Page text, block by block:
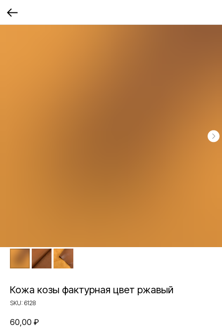
Кожа козы фактурная цвет ржавый
SKU: 6128
60,00 ₽